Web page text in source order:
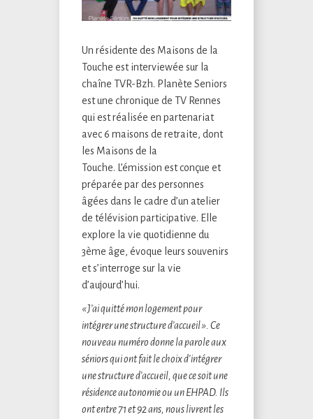
Un résidente des Maisons de la
Touche est interviewée sur la
chaîne TVR-Bzh. Planète Seniors
est une chronique de TV Rennes
qui est réalisée en partenariat
avec 6 maisons de retraite, dont
les Maisons de la
Touche. L’émission est conçue et
préparée par des personnes
âgées dans le cadre d’un atelier
de télévision participative. Elle
explore la vie quotidienne du
3ème âge, évoque leurs souvenirs
et s’interroge sur la vie
d’aujourd’hui.
« J’ai quitté mon logement pour
intégrer une structure d’accueil ». Ce
nouveau numéro donne la parole aux
séniors qui ont fait le choix d’intégrer
une structure d’accueil, que ce soit une
résidence autonomie ou un EHPAD. Ils
ont entre 71 et 92 ans, nous livrent les